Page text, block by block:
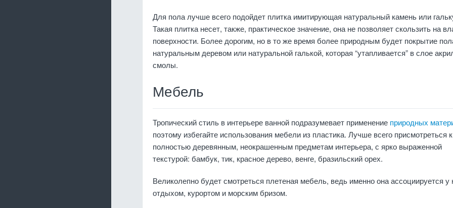
Для пола лучше всего подойдет плитка имитирующая натуральный камень или
Такая плитка несет, также, практическое значение, она не позволяет скользить на
поверхности. Более дорогим, но в то же время более природным будет покрытие
натуральным деревом или натуральной галькой, которая “утапливается” в слое
смолы.
Мебель
Тропический стиль в интерьере ванной подразумевает применение природных
поэтому избегайте использования мебели из пластика. Лучше всего присмотреться к
полностью деревянным, неокрашенным предметам интерьера, с ярко выраженной
текстурой: бамбук, тик, красное дерево, венге, бразильский орех.
Великолепно будет смотреться плетеная мебель, ведь именно она ассоциируется у
отдыхом, курортом и морским бризом.